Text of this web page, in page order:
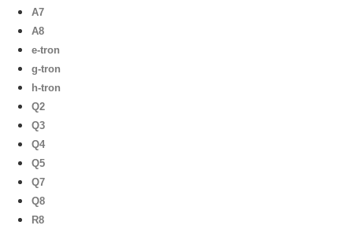
A7
A8
e-tron
g-tron
h-tron
Q2
Q3
Q4
Q5
Q7
Q8
R8